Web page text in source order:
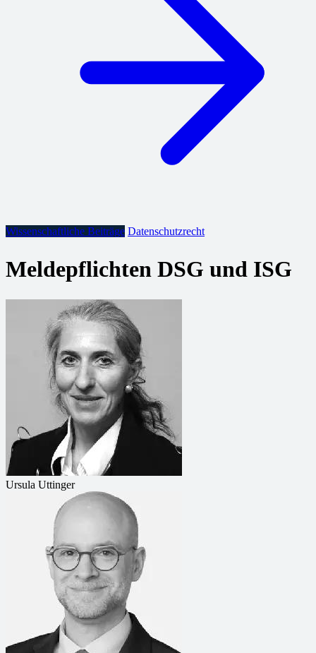
Wissenschaftliche Beiträge Datenschutzrecht
Meldepflichten DSG und ISG
Ursula Uttinger